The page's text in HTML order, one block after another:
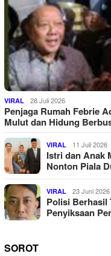
VIRAL 28 Juli 2026
Penjaga Rumah Febrie
Mulut dan Hidung
VIRAL 11 Juli 2026
Istri dan Anak
Nonton Piala
VIRAL 23 Juni 2026
Polisi Berhasil
Penyiksaan
SOROT